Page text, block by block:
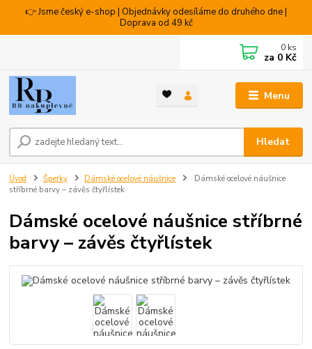
👉 Jsme český e-shop | Objednávky odesíláme do druhého dne |
Doprava od 49 kč
Menu
Hledat
0 ks
za 0 Kč
Úvod Šperky Dámské ocelové náušnice
Dámské ocelové náušnice
stříbrné barvy – závěs čtyřlístek
Dámské ocelové náušnice stříbrné
barvy – závěs čtyřlístek